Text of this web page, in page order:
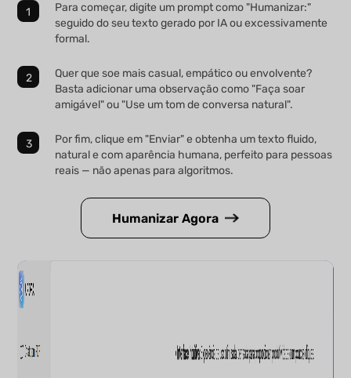
Para começar, digite um prompt como "Humanizar:"
seguido do seu texto gerado por IA ou excessivamente
formal.
Quer que soe mais casual, empático ou envolvente?
Basta adicionar uma observação como "Faça soar
amigável" ou "Use um tom de conversa natural".
Por fim, clique em "Enviar" e obtenha um texto fluido,
natural e com aparência humana, perfeito para pessoas
reais — não apenas para algoritmos.
Humanizar Agora